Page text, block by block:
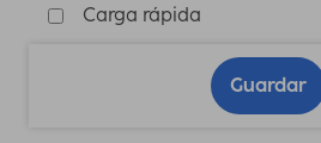
Carga rápida
Guardar